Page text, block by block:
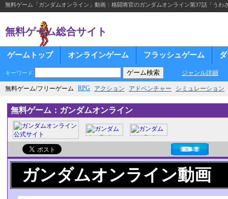
無料ゲーム「ガンダムオンライン」動画：格闘将官のガンダムオンライン第37話「うわ
無料ゲーム総合サイト
ゲームトップ オンラインゲーム フラッシュゲーム
キーワード ジャンル詳細
無料ゲーム/フリーゲーム RPG アクション アドベンチャー シミュレーション
無料ゲーム：ガンダムオンライン
ガンダムオンライン動画